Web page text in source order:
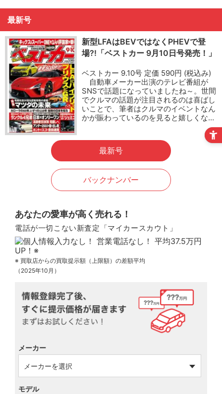
最新号
新型LFAはBEVではなくPHEVで登
場?!「ベストカー 9月10日号発売！」
ベストカー 9.10号 定価 590円 (税込み)
自動車メーカー出演のテレビ番組が
SNSで話題になっていましたね～。世間
でクルマの話題が注目されるのは喜ばし
いことで、筆者はクルマのイベントなん
かが賑わっているのを見ると嬉しくな…
最新号
バックナンバー
あなたの愛車が高く売れる！
電話が一切こない新査定「マイカースカウト」
※ 買取店からの買取提示額（上限額）の差額平均
（2025年10月）
メーカー
モデル